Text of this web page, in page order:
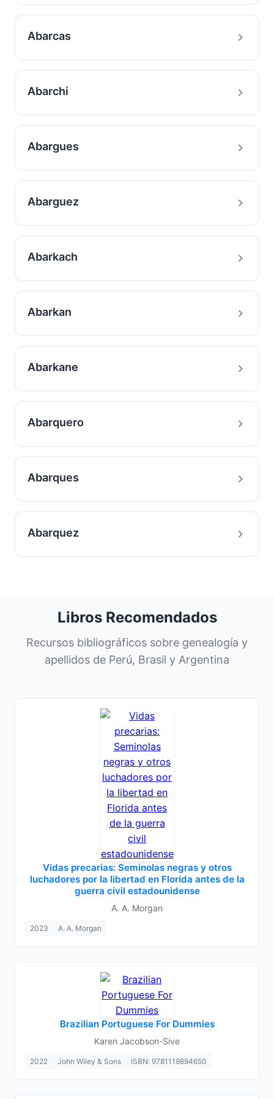
Abarcas
Abarchi
Abargues
Abarguez
Abarkach
Abarkan
Abarkane
Abarquero
Abarques
Abarquez
Libros Recomendados
Recursos bibliográficos sobre genealogía y
apellidos de Perú, Brasil y Argentina
Vidas precarias: Seminolas negras y otros
luchadores por la libertad en Florida antes de la
guerra civil estadounidense
A. A. Morgan
2023 A. A. Morgan
Brazilian Portuguese For Dummies
Karen Jacobson-Sive
2022 John Wiley & Sons ISBN: 9781119894650